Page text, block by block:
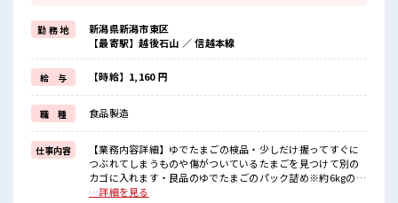
制服があるので、
毎日の服装の悩み解消♪
≪初めての仕事だけど自分にもできそう≫
新しいことにチャレンジするのは不安だけど、
しっかり働く環境が整っています！
イチからスキルUP・ステップUP目指していきましょう！
≪収入アップを目指せる≫
高時給だらけの派遣のお仕事です！
■職場の雰囲気
少人数でアットホームな雰囲気の職場！
一息つける休憩スペースもあります！
ロッカーあり！
勤 務 地
新潟県新潟市東区
【最寄駅】越後石山 ／ 信越本線
給 与 【時給】1,160 円
職 種 食品製造
仕事内容
【業務内容詳細】ゆでたまごの検品・少しだけ握ってすぐに
つぶれてしまうものや傷がついているたまごを見つけて別の
カゴに入れます・良品のゆでたまごのパック詰め※約6kgのゆ
でたまごが入った袋を持ち上げる作業が発生します・終盤は
…詳細を見る